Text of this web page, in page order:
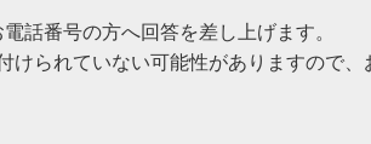
話番号の方へ回答を差し上げます。
られていない可能性がありますので